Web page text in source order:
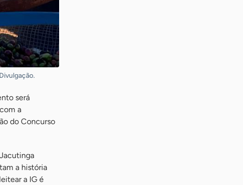
será
a
do Concurso
a história
a IG é